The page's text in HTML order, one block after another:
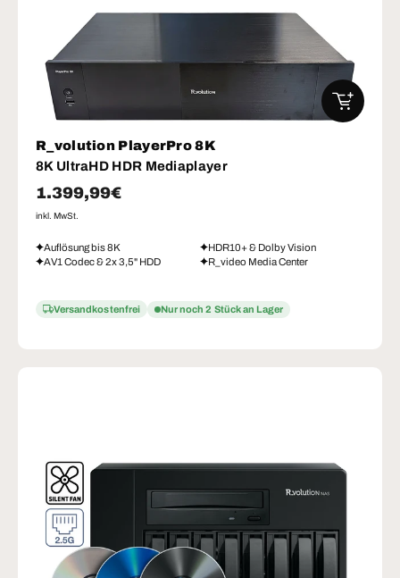
R_volution PlayerPro 8K
8K UltraHD HDR Mediaplayer
Normaler Preis
1.399,99€
inkl. MwSt.
Auflösung bis 8K
HDR10+ & Dolby Vision
AV1 Codec & 2x 3,5" HDD
R_video Media Center
Versandkostenfrei Nur noch 2 Stück an Lager
IN DEN